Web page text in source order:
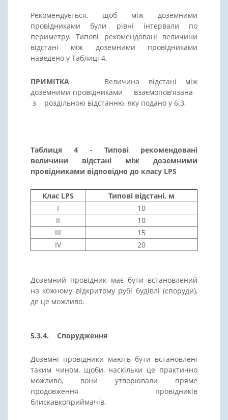
Рекомендується, щоб між доземними
провідниками були рівні інтервали по
периметру. Типові рекомендовані величини
відстані між доземними провідниками
наведено у Таблиці 4.
ПРИМІТКА Величина відстані між
доземними провідниками взаємопов'язана
з роздільною відстанню, яку подано у 6.3.
Таблиця 4 - Типові рекомендовані
величини відстані між доземними
провідниками відповідно до класу LPS
Клас LPS
Типові відстані, м
I
10
II
10
III
15
IV
20
Доземний провідник має бути встановлений
на кожному відкритому рубі будівлі (споруди),
де це можливо.
5.3.4. Спорудження
Доземні провідники мають бути встановлені
таким чином, щоби, наскільки це практично
можливо, вони утворювали пряме
продовження провідників
блискавкоприймачів.